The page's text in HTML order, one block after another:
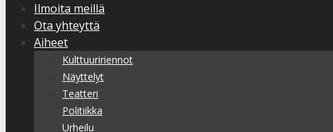
Ilmoita meillä
Ota yhteyttä
Aiheet
Kulttuuririennot
Näyttelyt
Teatteri
Politiikka
Urheilu